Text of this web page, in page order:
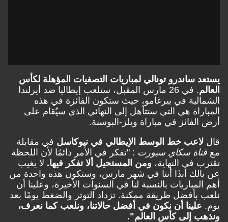
يستعد ساندرو تونالي لمباريات التصفيات المؤهلة لكأس
العالم
. في 26 مارس المقبل، ستلعب إيطاليا ضد أيرلندا
الشمالية في بيرغامو، حيث ستكون الفائزة في هذه
المباراة هي التي ستتأهل إلى النهائي الذي سيُقام على
أرض الفائز في مباراة ويلز-البوسنة.
قال لاعب خط الوسط الإيطالي في نيوكاسل في مقابلة
مع قناة سكاي سبورت : "تفكر في الأمر دائمًا لأن اللحظة
تقترب في النهاية، ومن المستحيل ألا تفكر فيها. لا يغيب
عن بالك أبدًا أننا في شهر مارس، وستكون هذه واحدة من
أهم المباريات بالنسبة لنا في السنوات الأخيرة، وعلينا أن
نلعب بأفضل طريقة ممكنة. تزداد التوتر والضغط يومًا بعد
يوم. علينا أن نكون في أفضل حالاتنا، ونلعب كما نعرف،
ونذهب إلى كأس العالم".